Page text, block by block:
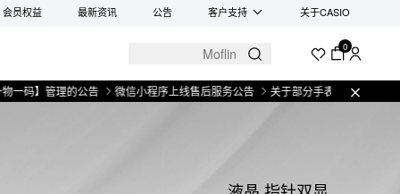
会员权益 最新资讯 公告 客户支持 关于CASIO
0
管理的公告 微信小程序上线售后服务公告 关于部分手表产品实施【一物一码